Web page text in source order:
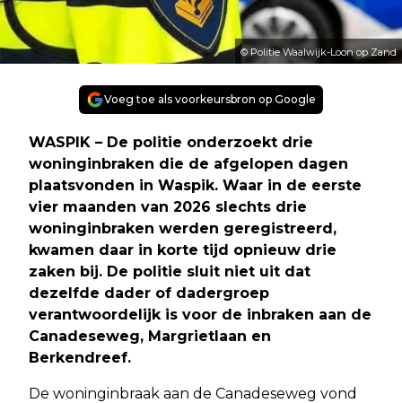
© Politie Waalwijk-Loon op Zand
Voeg toe als voorkeursbron op Google
WASPIK – De politie onderzoekt drie
woninginbraken die de afgelopen dagen
plaatsvonden in Waspik. Waar in de eerste
vier maanden van 2026 slechts drie
woninginbraken werden geregistreerd,
kwamen daar in korte tijd opnieuw drie
zaken bij. De politie sluit niet uit dat
dezelfde dader of dadergroep
verantwoordelijk is voor de inbraken aan de
Canadeseweg, Margrietlaan en
Berkendreef.
De woninginbraak aan de Canadeseweg vond